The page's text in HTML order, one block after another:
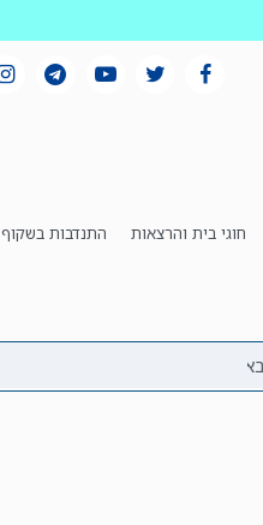
חוגי בית והרצאות התנדבות בשקוף
המקום הכי חם